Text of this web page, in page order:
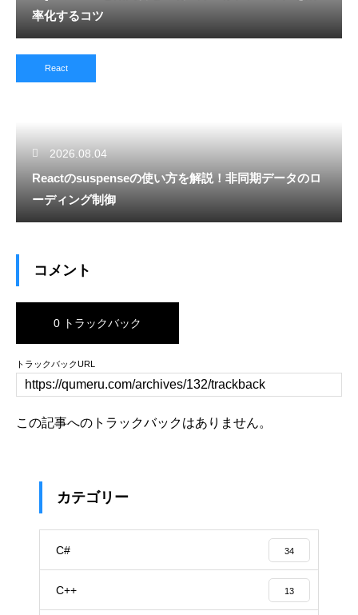
率化するコツ
React
2026.08.04
Reactのsuspenseの使い方を解説！非同期データのロ
ーディング制御
コメント
0 トラックバック
トラックバックURL
この記事へのトラックバックはありません。
カテゴリー
C# 34
C++ 13